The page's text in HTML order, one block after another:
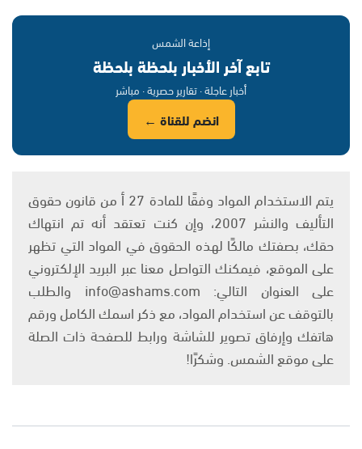
إذاعة الشمس
تابع آخر الأخبار بلحظة بلحظة
أخبار عاجلة · تقارير حصرية · مباشر
انضم للقناة ←
يتم الاستخدام المواد وفقًا للمادة 27 أ من قانون حقوق
التأليف والنشر 2007، وإن كنت تعتقد أنه تم انتهاك
حقك، بصفتك مالكًا لهذه الحقوق في المواد التي تظهر
على الموقع، فيمكنك التواصل معنا عبر البريد الإلكتروني
على العنوان التالي: info@ashams.com والطلب
بالتوقف عن استخدام المواد، مع ذكر اسمك الكامل ورقم
هاتفك وإرفاق تصوير للشاشة ورابط للصفحة ذات الصلة
على موقع الشمس. وشكرًا!